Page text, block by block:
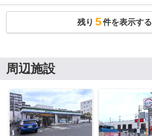
残り 5件を表示する
周辺施設